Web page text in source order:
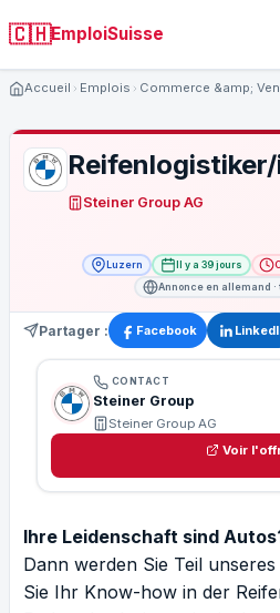
🇨🇭EmploiSuisse
Accueil Emplois Commerce &amp;
Steiner Group AG
Luzern Il y a 39 jours
Annonce en allemand
Partager : Facebook
CONTACT
Steiner Group
Steiner Group AG
Voir
Ihre Leidenschaft sind
Dann werden Sie Teil
Sie Ihr Know-how in der